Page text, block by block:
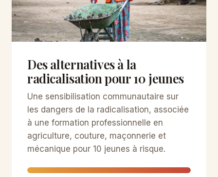
Des alternatives à la
radicalisation pour 10 jeunes
Une sensibilisation communautaire sur
les dangers de la radicalisation, associée
à une formation professionnelle en
agriculture, couture, maçonnerie et
mécanique pour 10 jeunes à risque.